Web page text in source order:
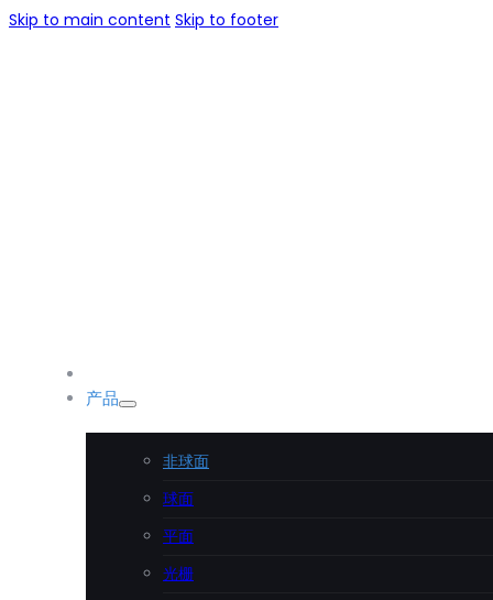
Skip to main content Skip to footer
产品
非球面
球面
平面
光栅